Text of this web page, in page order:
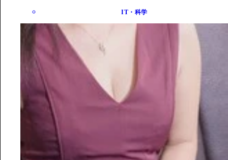
IT・科学